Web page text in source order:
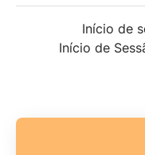
Início de
Início de